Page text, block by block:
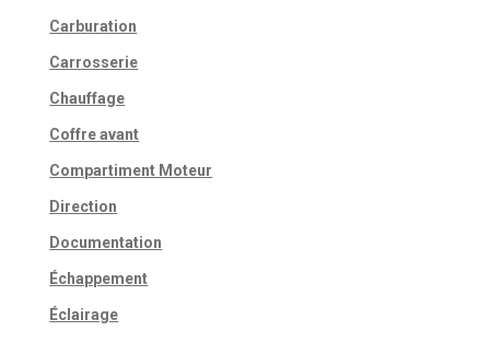
Carburation
Carrosserie
Chauffage
Coffre avant
Compartiment Moteur
Direction
Documentation
Échappement
Éclairage